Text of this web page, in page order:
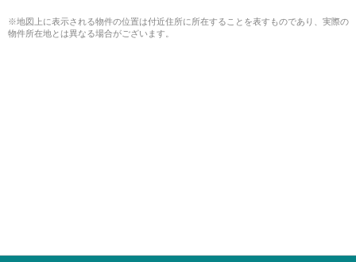
※地図上に表示される物件の位置は付近住所に所在することを表すものであり、実際の
物件所在地とは異なる場合がございます。